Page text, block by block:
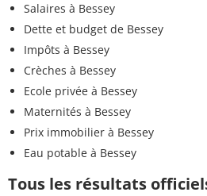
Salaires à Bessey
Dette et budget de Bessey
Impôts à Bessey
Crèches à Bessey
Ecole privée à Bessey
Maternités à Bessey
Prix immobilier à Bessey
Eau potable à Bessey
Tous les résultats